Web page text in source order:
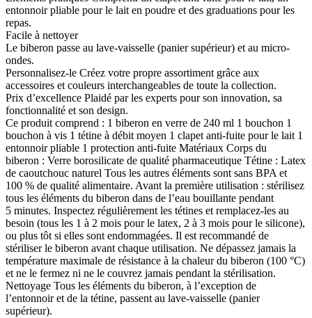
entonnoir pliable pour le lait en poudre et des graduations pour les
repas.
Facile à nettoyer
Le biberon passe au lave-vaisselle (panier supérieur) et au micro-
ondes.
Personnalisez-le Créez votre propre assortiment grâce aux
accessoires et couleurs interchangeables de toute la collection.
Prix d’excellence Plaidé par les experts pour son innovation, sa
fonctionnalité et son design.
Ce produit comprend : 1 biberon en verre de 240 ml 1 bouchon 1
bouchon à vis 1 tétine à débit moyen 1 clapet anti-fuite pour le lait 1
entonnoir pliable 1 protection anti-fuite Matériaux Corps du
biberon : Verre borosilicate de qualité pharmaceutique Tétine : Latex
de caoutchouc naturel Tous les autres éléments sont sans BPA et
100 % de qualité alimentaire. Avant la première utilisation : stérilisez
tous les éléments du biberon dans de l’eau bouillante pendant
5 minutes. Inspectez régulièrement les tétines et remplacez-les au
besoin (tous les 1 à 2 mois pour le latex, 2 à 3 mois pour le silicone),
ou plus tôt si elles sont endommagées. Il est recommandé de
stériliser le biberon avant chaque utilisation. Ne dépassez jamais la
température maximale de résistance à la chaleur du biberon (100 °C)
et ne le fermez ni ne le couvrez jamais pendant la stérilisation.
Nettoyage Tous les éléments du biberon, à l’exception de
l’entonnoir et de la tétine, passent au lave-vaisselle (panier
supérieur).